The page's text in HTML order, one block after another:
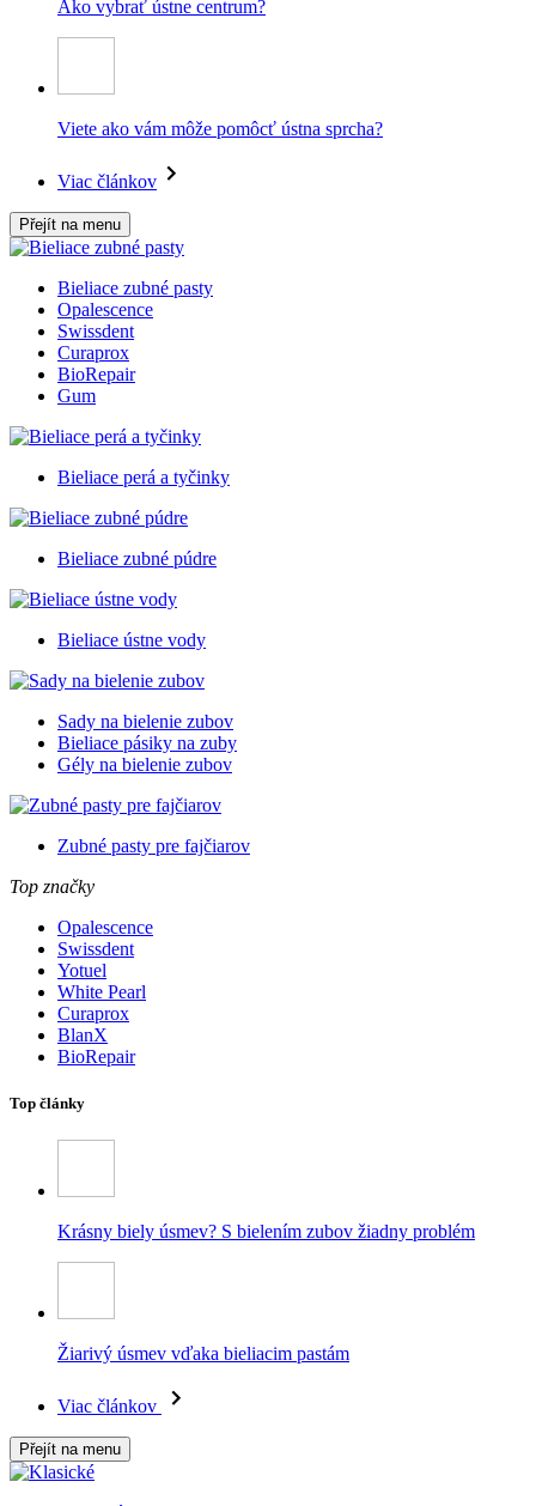
Ako vybrať ústne centrum?
Viete ako vám môže pomôcť ústna sprcha?
Viac článkov
Přejít na menu
Bieliace zubné pasty
Opalescence
Swissdent
Curaprox
BioRepair
Gum
Bieliace perá a tyčinky
Bieliace zubné púdre
Bieliace ústne vody
Sady na bielenie zubov
Bieliace pásiky na zuby
Gély na bielenie zubov
Zubné pasty pre fajčiarov
Top značky
Opalescence
Swissdent
Yotuel
White Pearl
Curaprox
BlanX
BioRepair
Top články
Krásny biely úsmev? S bielením zubov žiadny problém
Žiarivý úsmev vďaka bieliacim pastám
Viac článkov
Přejít na menu